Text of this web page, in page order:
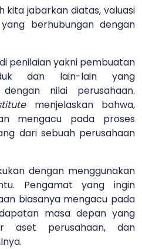
kita jabarkan diatas, valuasi
berhubungan dengan
penilaian yakni pembuatan
dan lain-lain yang
nilai perusahaan.
menjelaskan bahwa,
mengacu pada proses
dari sebuah perusahaan
dengan menggunakan
Pengamat yang ingin
biasanya mengacu pada
masa depan yang
aset perusahaan, dan